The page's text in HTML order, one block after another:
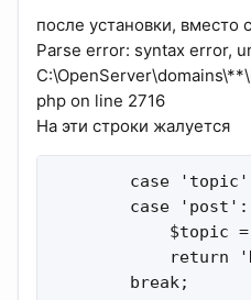
после установки, вместо
Parse error: syntax error,
php on line 2716
На эти строки жалуется
case
        case 'post':
$topic
return
        break;